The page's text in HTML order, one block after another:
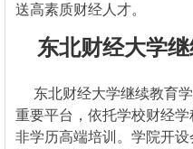
送高素质财经人才。
东北财经大学
东北财经大学继续教育
重要平台，依托学校财经
非学历高端培训。学院开